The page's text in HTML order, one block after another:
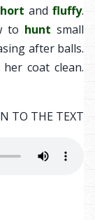
andfluffy.
to hunt small
after balls.
coat clean.
TO THE TEXT